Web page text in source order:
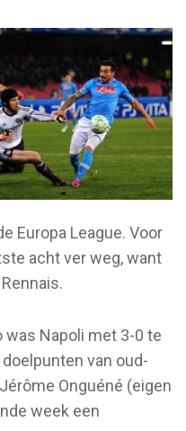
Europa League. Voor
acht ver weg, want
was Napoli met 3-0 te
van oud-
Onguéné (eigen
week een